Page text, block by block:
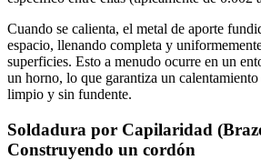
Cuando se calienta, el metal de aporte
espacio, llenando completa y
superficies. Esto a menudo ocurre en un
un horno, lo que garantiza un
limpio y sin fundente.
Soldadura por Capilaridad
Construyendo un cordón